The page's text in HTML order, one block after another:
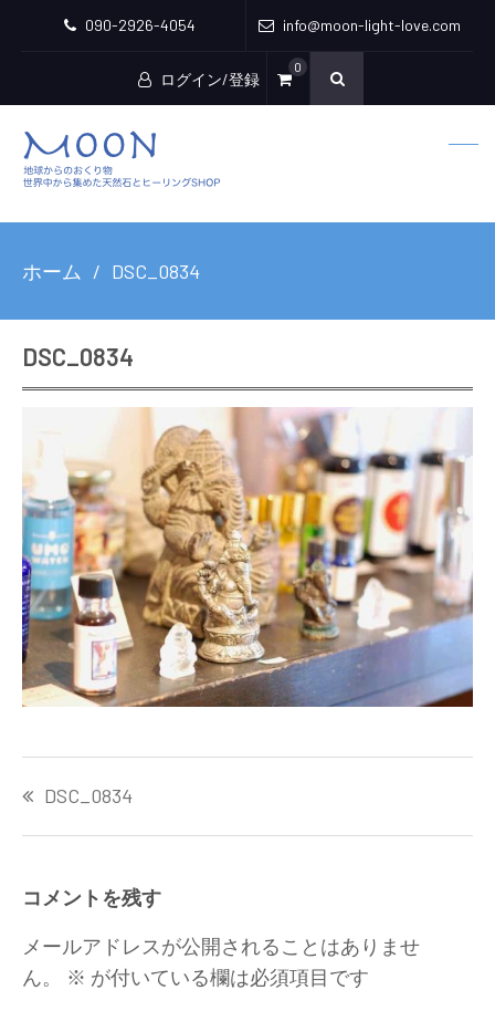
090-2926-4054 info@moon-light-love.com
ログイン/登録
0
ホーム DSC_0834
DSC_0834
稿
ー
シ
ョ
DSC_0834
コメントを残す
メールアドレスが公開されることはありませ
ん。
※ が付いている欄は必須項目です